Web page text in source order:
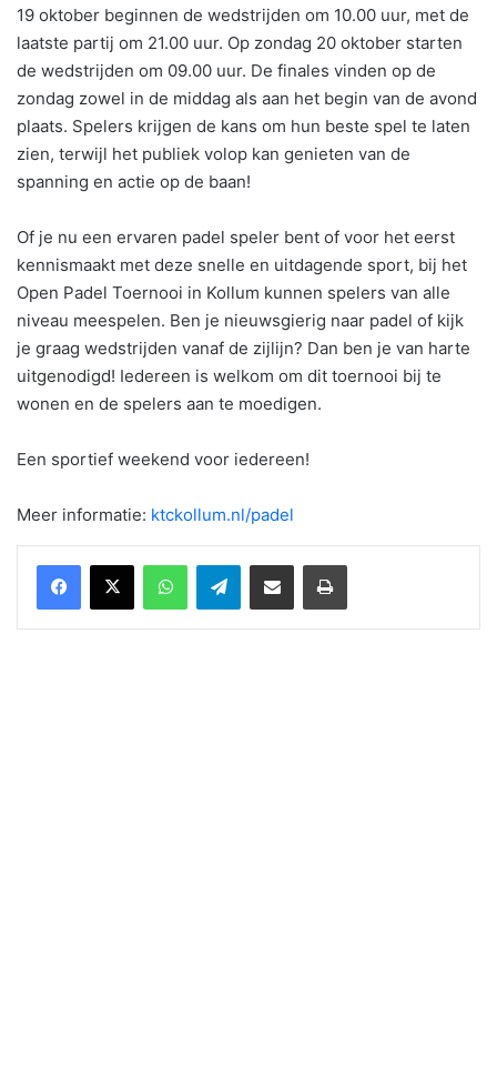
19 oktober beginnen de wedstrijden om 10.00 uur, met de
laatste partij om 21.00 uur. Op zondag 20 oktober starten
de wedstrijden om 09.00 uur. De finales vinden op de
zondag zowel in de middag als aan het begin van de avond
plaats. Spelers krijgen de kans om hun beste spel te laten
zien, terwijl het publiek volop kan genieten van de
spanning en actie op de baan!
Of je nu een ervaren padel speler bent of voor het eerst
kennismaakt met deze snelle en uitdagende sport, bij het
Open Padel Toernooi in Kollum kunnen spelers van alle
niveau meespelen. Ben je nieuwsgierig naar padel of kijk
je graag wedstrijden vanaf de zijlijn? Dan ben je van harte
uitgenodigd! Iedereen is welkom om dit toernooi bij te
wonen en de spelers aan te moedigen.
Een sportief weekend voor iedereen!
Meer informatie: ktckollum.nl/padel
WhatsAppTelegramDelen via Email Print